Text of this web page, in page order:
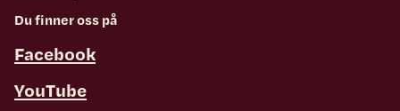
Du finner oss på
Facebook
YouTube